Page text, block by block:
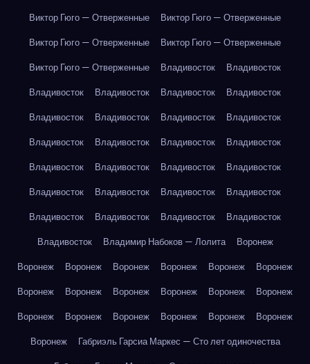
Виктор Гюго — Отверженные
Виктор Гюго — Отверженные
Виктор Гюго — Отверженные
Виктор Гюго — Отверженные
Виктор Гюго — Отверженные
Владивосток
Владивосток
Владивосток
Владивосток Владивосток
Владивосток
Владивосток
Владивосток Владивосток
Владивосток
Владивосток
Владивосток Владивосток
Владивосток
Владивосток
Владивосток Владивосток
Владивосток
Владивосток
Владивосток Владивосток
Владивосток
Владивосток
Владивосток Владивосток
Владивосток
Владивосток
Владимир Набоков — Лолита
Воронеж
Воронеж
Воронеж Воронеж Воронеж Воронеж
Воронеж
Воронеж
Воронеж Воронеж Воронеж Воронеж
Воронеж
Воронеж
Воронеж Воронеж Воронеж Воронеж
Воронеж
Воронеж
Габриэль Гарсиа Маркес — Сто лет одиночества